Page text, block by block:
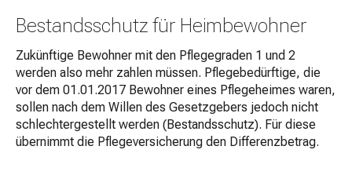
Bestandsschutz für Heimbewohner
Zukünftige Bewohner mit den Pflegegraden 1 und 2
werden also mehr zahlen müssen. Pflegebedürftige, die
vor dem 01.01.2017 Bewohner eines Pflegeheimes waren,
sollen nach dem Willen des Gesetzgebers jedoch nicht
schlechtergestellt werden (Bestandsschutz). Für diese
übernimmt die Pflegeversicherung den Differenzbetrag.